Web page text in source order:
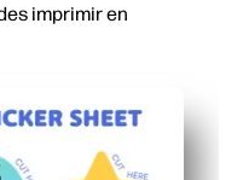
imprimir en
niños: los niños
de minutos: añade un